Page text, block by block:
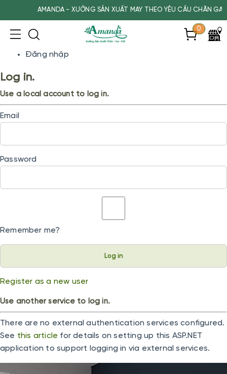
AMANDA - XƯỞNG SẢN XUẤT MAY THEO YÊU CẦU CHĂN GA
0
Trang chủ
Đăng nhập
Log in.
Use a local account to log in.
Email
Password
Remember me?
Register as a new user
Use another service to log in.
There are no external authentication services configured.
See this article for details on setting up this ASP.NET
application to support logging in via external services.